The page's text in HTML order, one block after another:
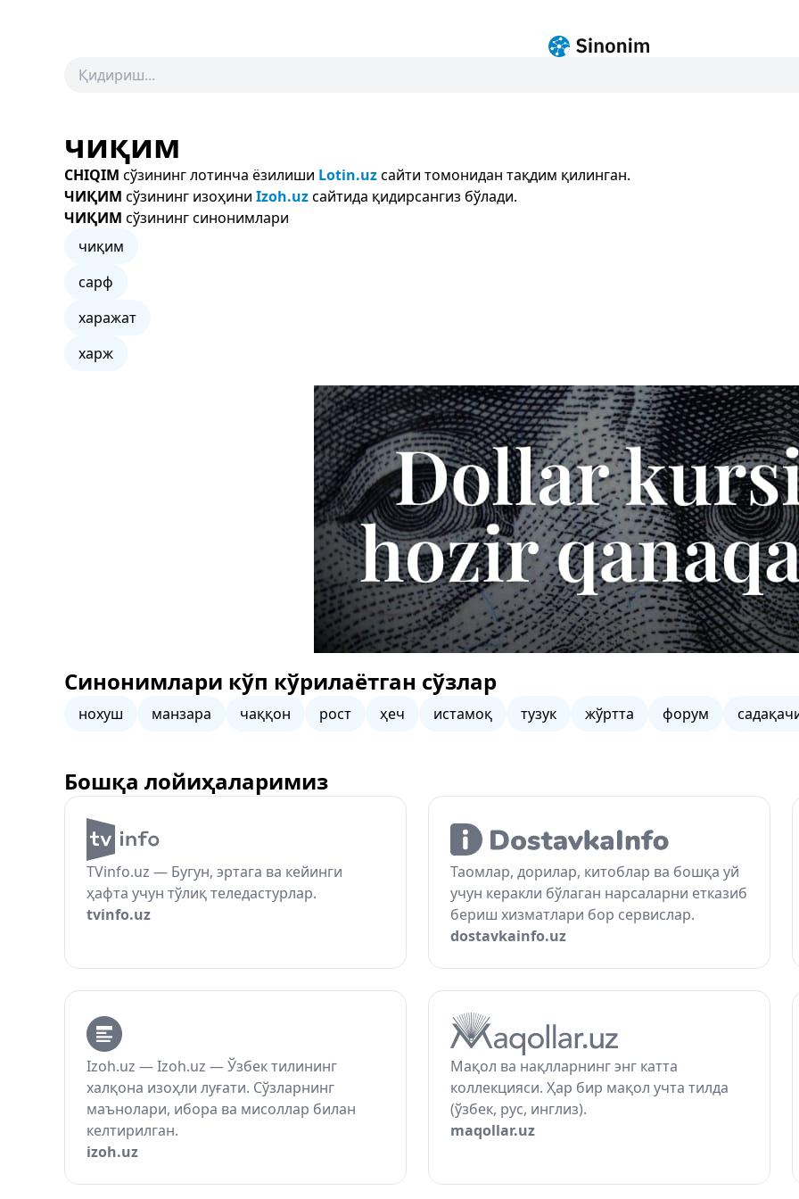
чиқим
CHIQIM сўзининг лотинча ёзилиши Lotin.uzсайти томонидан тақдим қилинган.
ЧИҚИМ сўзининг изоҳини Izoh.uzсайтида қидирсангиз бўлади.
ЧИҚИМ сўзининг синонимлари
чиқим
сарф
харажат
харж
Синонимлари кўп кўрилаётган сўзлар
нохуш манзара чаққон рост ҳеч истамоқ тузук жўртта форум
Бошқа лойиҳаларимиз
TVinfo.uz — Бугун, эртага ва кейинги
ҳафта учун тўлиқ теледастурлар.
tvinfo.uz
Таомлар, дорилар, китоблар ва бошқа уй
учун керакли бўлаган нарсаларни етказиб
бериш хизматлари бор сервислар.
dostavkainfo.uz
Izoh.uz — Izoh.uz — Ўзбек тилининг
халқона изоҳли луғати. Сўзларнинг
маънолари, ибора ва мисоллар билан
келтирилган.
izoh.uz
Мақол ва нақлларнинг энг катта
коллекцияси. Ҳар бир мақол учта тилда
(ўзбек, рус, инглиз).
maqollar.uz